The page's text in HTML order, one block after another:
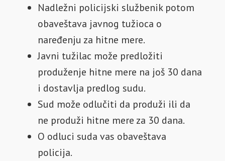
Nadležni policijski službenik potom
obaveštava javnog tužioca o
naređenju za hitne mere.
Javni tužilac može predložiti
produženje hitne mere na još 30 dana
i dostavlja predlog sudu.
Sud može odlučiti da produži ili da
ne produži hitne mere za 30 dana.
O odluci suda vas obaveštava
policija.